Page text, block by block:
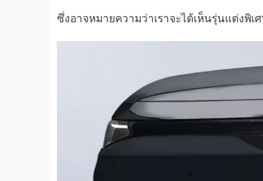
ซึ่งอาจหมายความว่าเราจะได้เห็นรุ่นแต่งพิเ